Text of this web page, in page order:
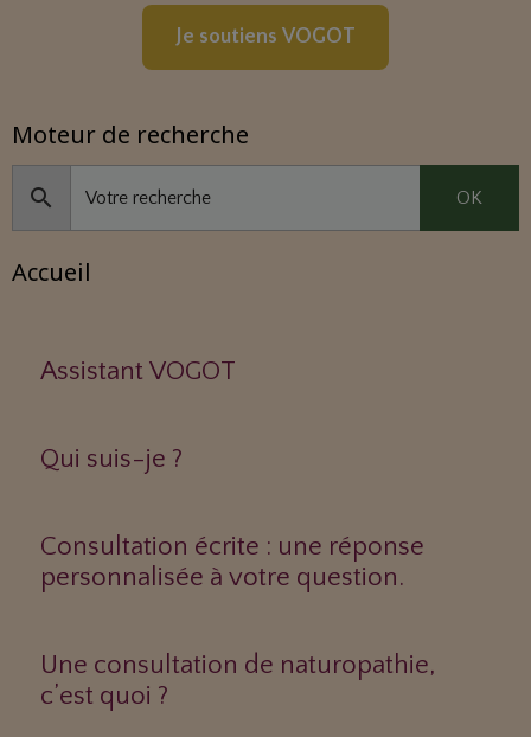
Je soutiens VOGOT
Moteur de recherche
OK
Accueil
Assistant VOGOT
Qui suis-je ?
Consultation écrite : une réponse
personnalisée à votre question.
Une consultation de naturopathie,
c’est quoi ?